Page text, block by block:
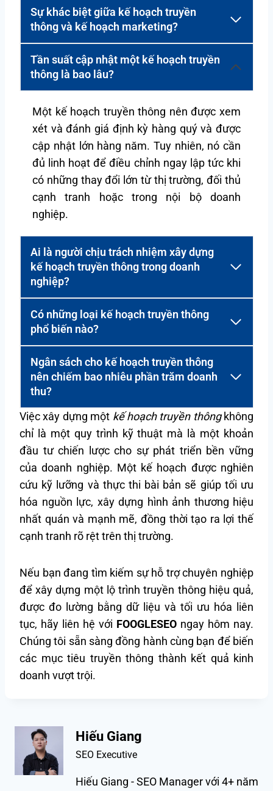
Sự khác biệt giữa kế hoạch truyền
thông và kế hoạch marketing?
Tần suất cập nhật một kế hoạch truyền
thông là bao lâu?
Một kế hoạch truyền thông nên được xem
xét và đánh giá định kỳ hàng quý và được
cập nhật lớn hàng năm. Tuy nhiên, nó cần
đủ linh hoạt để điều chỉnh ngay lập tức khi
có những thay đổi lớn từ thị trường, đối thủ
cạnh tranh hoặc trong nội bộ doanh
nghiệp.
Ai là người chịu trách nhiệm xây dựng
kế hoạch truyền thông trong doanh
nghiệp?
Có những loại kế hoạch truyền thông
phổ biến nào?
Ngân sách cho kế hoạch truyền thông
nên chiếm bao nhiêu phần trăm doanh
thu?
Việc xây dựng một kế hoạch truyền thôngkhông
chỉ là một quy trình kỹ thuật mà là một khoản
đầu tư chiến lược cho sự phát triển bền vững
của doanh nghiệp. Một kế hoạch được nghiên
cứu kỹ lưỡng và thực thi bài bản sẽ giúp tối ưu
hóa nguồn lực, xây dựng hình ảnh thương hiệu
nhất quán và mạnh mẽ, đồng thời tạo ra lợi thế
cạnh tranh rõ rệt trên thị trường.
Nếu bạn đang tìm kiếm sự hỗ trợ chuyên nghiệp
để xây dựng một lộ trình truyền thông hiệu quả,
được đo lường bằng dữ liệu và tối ưu hóa liên
tục, hãy liên hệ với FOOGLESEO ngay hôm nay.
Chúng tôi sẵn sàng đồng hành cùng bạn để biến
các mục tiêu truyền thông thành kết quả kinh
doanh vượt trội.
Hiếu Giang
SEO Executive
Hiếu Giang - SEO Manager với 4+ năm